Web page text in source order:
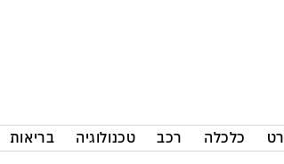
כלכלה רכב טכנולוגיה בריאות